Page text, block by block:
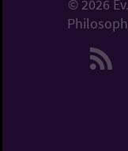
© 2026